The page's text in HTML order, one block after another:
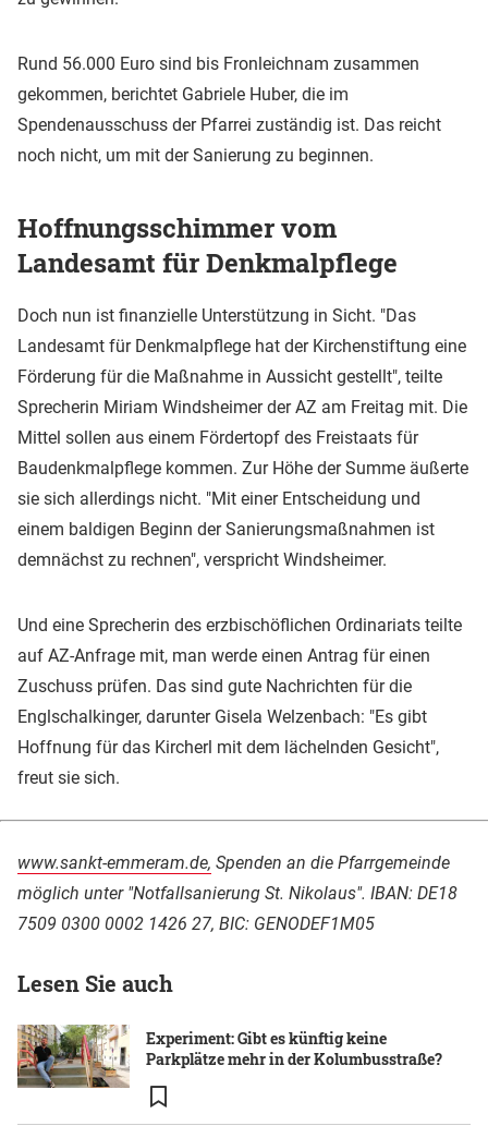
Rund 56.000 Euro sind bis Fronleichnam zusammen
gekommen, berichtet Gabriele Huber, die im
Spendenausschuss der Pfarrei zuständig ist. Das reicht
noch nicht, um mit der Sanierung zu beginnen.
Hoffnungsschimmer vom
Landesamt für Denkmalpflege
Doch nun ist finanzielle Unterstützung in Sicht. "Das
Landesamt für Denkmalpflege hat der Kirchenstiftung eine
Förderung für die Maßnahme in Aussicht gestellt", teilte
Sprecherin Miriam Windsheimer der AZ am Freitag mit. Die
Mittel sollen aus einem Fördertopf des Freistaats für
Baudenkmalpflege kommen. Zur Höhe der Summe äußerte
sie sich allerdings nicht. "Mit einer Entscheidung und
einem baldigen Beginn der Sanierungsmaßnahmen ist
demnächst zu rechnen", verspricht Windsheimer.
Und eine Sprecherin des erzbischöflichen Ordinariats teilte
auf AZ-Anfrage mit, man werde einen Antrag für einen
Zuschuss prüfen. Das sind gute Nachrichten für die
Englschalkinger, darunter Gisela Welzenbach: "Es gibt
Hoffnung für das Kircherl mit dem lächelnden Gesicht",
freut sie sich.
www.sankt-emmeram.de, Spenden an die Pfarrgemeinde
möglich unter "Notfallsanierung St. Nikolaus". IBAN: DE18
7509 0300 0002 1426 27, BIC: GENODEF1M05
Lesen Sie auch
Experiment: Gibt es künftig keine
Parkplätze mehr in der Kolumbusstraße?